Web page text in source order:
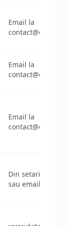
Email la
Email la
Email la
Din setarile
sau email